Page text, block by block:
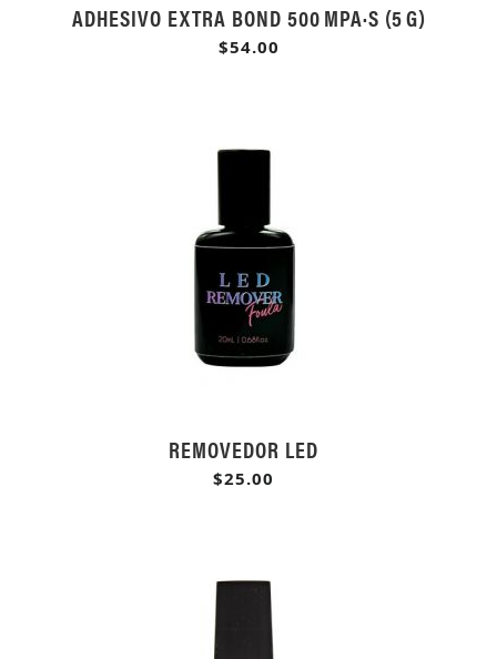
ADHESIVO EXTRA BOND 500 MPA·S (5 G)
$54.00
REMOVEDOR LED
$25.00